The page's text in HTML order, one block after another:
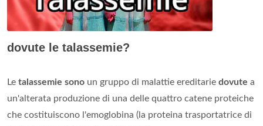
dovute le talassemie?
Le talassemie sono un gruppo di malattie ereditarie dovute a
un'alterata produzione di una delle quattro catene proteiche
che costituiscono l'emoglobina (la proteina trasportatrice di